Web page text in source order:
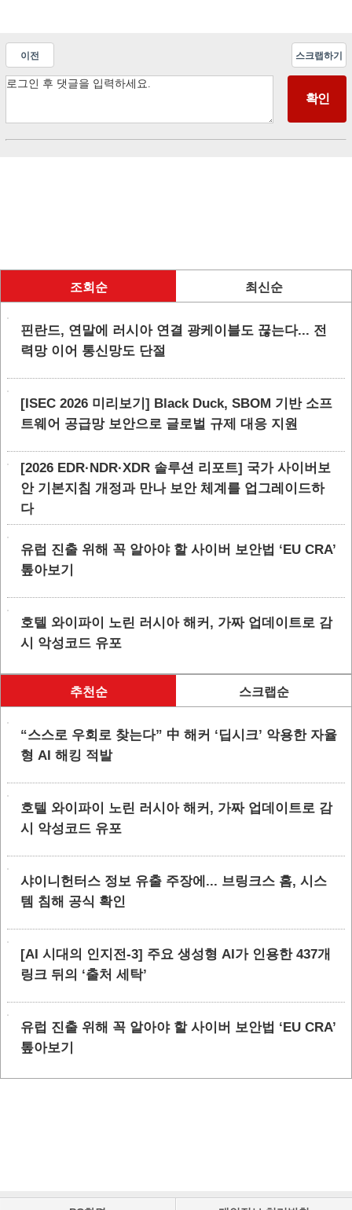
이전 스크랩하기
조회순 최신순
핀란드, 연말에 러시아 연결 광케이블도 끊는다... 전
력망 이어 통신망도 단절
[ISEC 2026 미리보기] Black Duck, SBOM 기반 소프
트웨어 공급망 보안으로 글로벌 규제 대응 지원
[2026 EDR·NDR·XDR 솔루션 리포트] 국가 사이버보
안 기본지침 개정과 만나 보안 체계를 업그레이드하
다
유럽 진출 위해 꼭 알아야 할 사이버 보안법 ‘EU CRA’
톺아보기
호텔 와이파이 노린 러시아 해커, 가짜 업데이트로 감
시 악성코드 유포
추천순 스크랩순
“스스로 우회로 찾는다” 中 해커 ‘딥시크’ 악용한 자율
형 AI 해킹 적발
호텔 와이파이 노린 러시아 해커, 가짜 업데이트로 감
시 악성코드 유포
샤이니헌터스 정보 유출 주장에... 브링크스 홈, 시스
템 침해 공식 확인
[AI 시대의 인지전-3] 주요 생성형 AI가 인용한 437개
링크 뒤의 ‘출처 세탁’
유럽 진출 위해 꼭 알아야 할 사이버 보안법 ‘EU CRA’
톺아보기